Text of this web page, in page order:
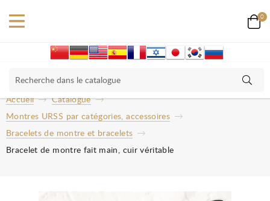
0
Accueil
Catalogue
Montres URSS par catégories, accessoires
Bracelets de montre et bracelets
Bracelet de montre fait main, cuir véritable